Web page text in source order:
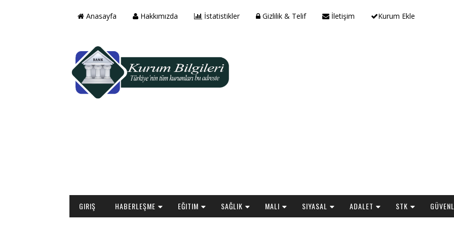
Anasayfa Hakkımızda İstatistikler Gizlilik & Telif İletişim Kurum Ekle
GIRIŞ HABERLEŞME EĞITIM SAĞLIK MALI SIYASAL ADALET STK